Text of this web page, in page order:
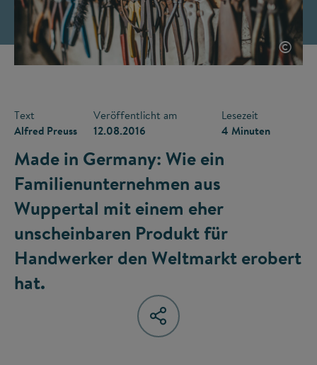
©
Text
Alfred Preuss
Veröffentlicht am
12.08.2016
Lesezeit
4 Minuten
Made in Germany: Wie ein
Familienunternehmen aus
Wuppertal mit einem eher
unscheinbaren Produkt für
Handwerker den Weltmarkt erobert
hat.